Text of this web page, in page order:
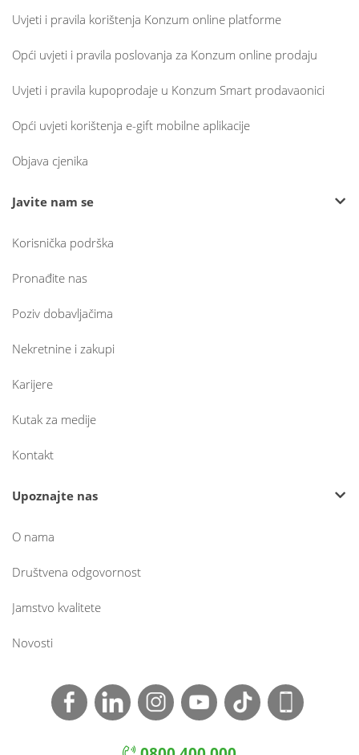
Uvjeti i pravila korištenja Konzum online platforme
Opći uvjeti i pravila poslovanja za Konzum online prodaju
Uvjeti i pravila kupoprodaje u Konzum Smart prodavaonici
Opći uvjeti korištenja e-gift mobilne aplikacije
Objava cjenika
Javite nam se
Korisnička podrška
Pronađite nas
Poziv dobavljačima
Nekretnine i zakupi
Karijere
Kutak za medije
Kontakt
Upoznajte nas
O nama
Društvena odgovornost
Jamstvo kvalitete
Novosti